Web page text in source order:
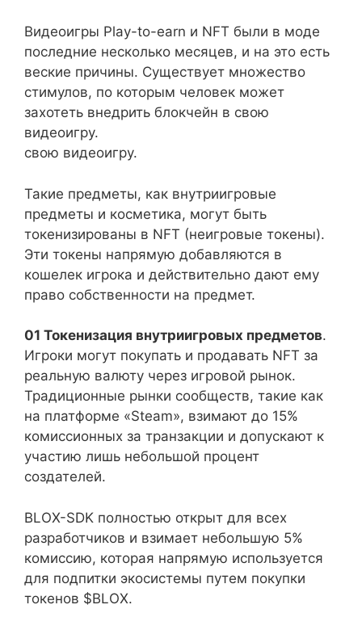
Видеоигры Play-to-earn и NFT были в моде
последние несколько месяцев, и на это есть
веские причины. Существует множество
стимулов, по которым человек может
захотеть внедрить блокчейн в свою
видеоигру.
свою видеоигру.
Такие предметы, как внутриигровые
предметы и косметика, могут быть
токенизированы в NFT (неигровые токены).
Эти токены напрямую добавляются в
кошелек игрока и действительно дают ему
право собственности на предмет.
01 Токенизация внутриигровых предметов.
Игроки могут покупать и продавать NFT за
реальную валюту через игровой рынок.
Традиционные рынки сообществ, такие как
на платформе «Steam», взимают до 15%
комиссионных за транзакции и допускают к
участию лишь небольшой процент
создателей.
BLOX-SDK полностью открыт для всех
разработчиков и взимает небольшую 5%
комиссию, которая напрямую используется
для подпитки экосистемы путем покупки
токенов $BLOX.